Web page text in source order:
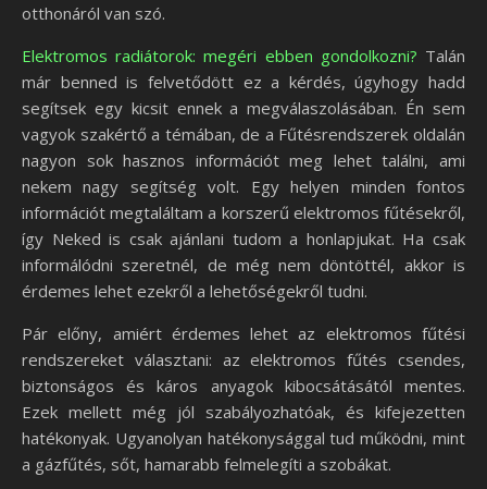
otthonáról van szó.
Elektromos radiátorok: megéri ebben gondolkozni? Talán
már benned is felvetődött ez a kérdés, úgyhogy hadd
segítsek egy kicsit ennek a megválaszolásában. Én sem
vagyok szakértő a témában, de a Fűtésrendszerek oldalán
nagyon sok hasznos információt meg lehet találni, ami
nekem nagy segítség volt. Egy helyen minden fontos
információt megtaláltam a korszerű elektromos fűtésekről,
így Neked is csak ajánlani tudom a honlapjukat. Ha csak
informálódni szeretnél, de még nem döntöttél, akkor is
érdemes lehet ezekről a lehetőségekről tudni.
Pár előny, amiért érdemes lehet az elektromos fűtési
rendszereket választani: az elektromos fűtés csendes,
biztonságos és káros anyagok kibocsátásától mentes.
Ezek mellett még jól szabályozhatóak, és kifejezetten
hatékonyak. Ugyanolyan hatékonysággal tud működni, mint
a gázfűtés, sőt, hamarabb felmelegíti a szobákat.